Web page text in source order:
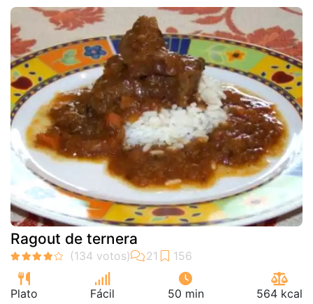
Ragout de ternera
Plato Fácil 50 min 564 kcal